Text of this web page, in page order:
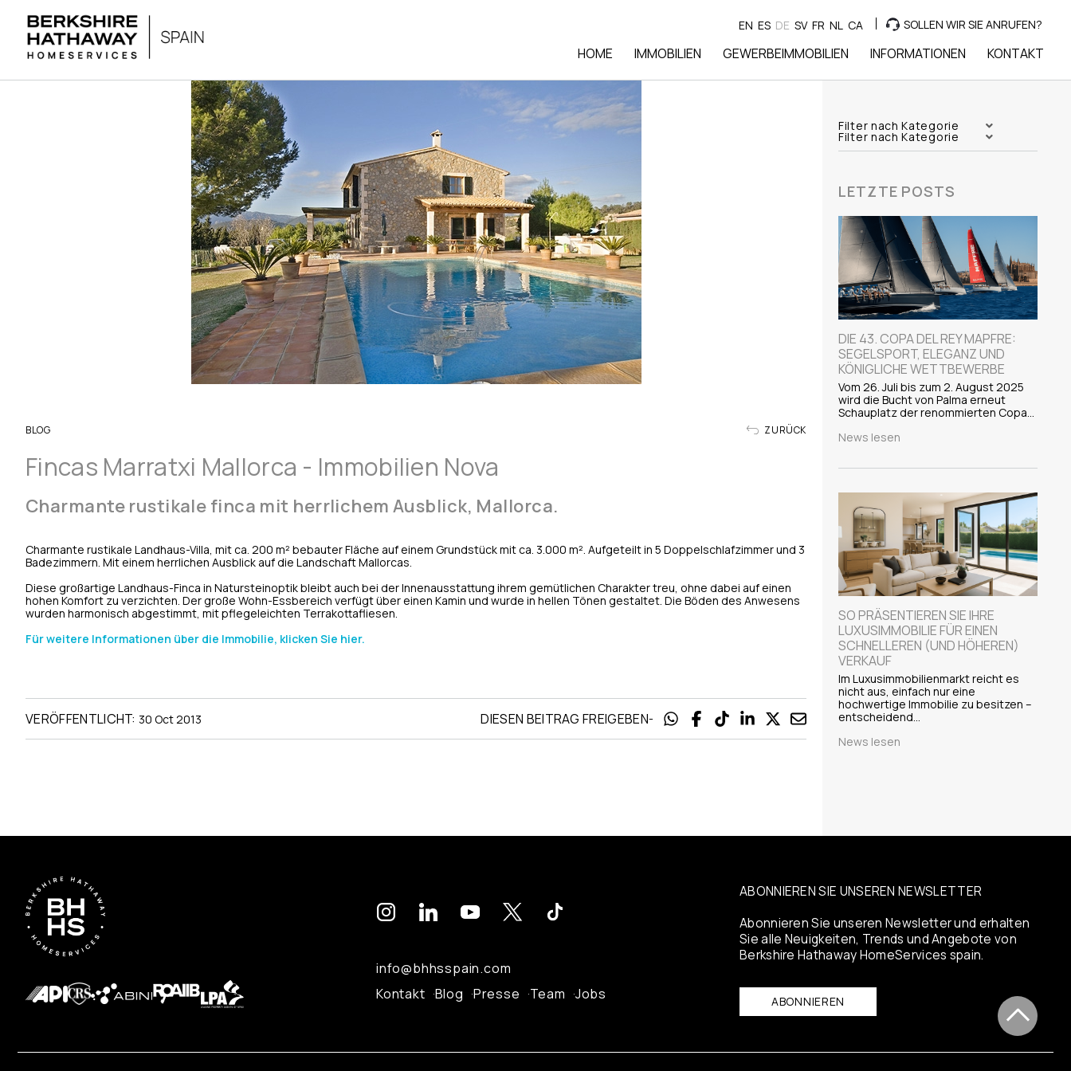
EN ES DE SV FR NL CA SOLLEN WIR SIE ANRUFEN?
HOME IMMOBILIEN GEWERBEIMMOBILIEN INFORMATIONEN KONTAKT
BLOG ZURÜCK
Fincas Marratxi Mallorca - Immobilien Nova
Charmante rustikale finca mit herrlichem Ausblick, Mallorca.
Charmante rustikale Landhaus-Villa, mit ca. 200 m² bebauter Fläche auf einem Grundstück mit ca. 3.000 m². Aufgeteilt in 5 Doppelschlafzimmer und 3
Badezimmern. Mit einem herrlichen Ausblick auf die Landschaft Mallorcas.
Diese großartige Landhaus-Finca in Natursteinoptik bleibt auch bei der Innenausstattung ihrem gemütlichen Charakter treu, ohne dabei auf einen
hohen Komfort zu verzichten. Der große Wohn-Essbereich verfügt über einen Kamin und wurde in hellen Tönen gestaltet. Die Böden des Anwesens
wurden harmonisch abgestimmt, mit pflegeleichten Terrakottafliesen.
Für weitere Informationen über die Immobilie, klicken Sie hier.
VERÖFFENTLICHT: 30 Oct 2013 DIESEN BEITRAG FREIGEBEN-
Filter nach Kategorie
Filter nach Kategorie
LETZTE POSTS
DIE 43. COPA DEL REY MAPFRE:
SEGELSPORT, ELEGANZ UND
KÖNIGLICHE WETTBEWERBE
Vom 26. Juli bis zum 2. August 2025
wird die Bucht von Palma erneut
Schauplatz der renommierten Copa…
News lesen
SO PRÄSENTIEREN SIE IHRE
LUXUSIMMOBILIE FÜR EINEN
SCHNELLEREN (UND HÖHEREN)
VERKAUF
Im Luxusimmobilienmarkt reicht es
nicht aus, einfach nur eine
hochwertige Immobilie zu besitzen –
entscheidend…
News lesen
info@bhhsspain.com
Kontakt Blog Presse Team Jobs
ABONNIEREN SIE UNSEREN NEWSLETTER
Abonnieren Sie unseren Newsletter und erhalten
Sie alle Neuigkeiten, Trends und Angebote von
Berkshire Hathaway HomeServices spain.
ABONNIEREN